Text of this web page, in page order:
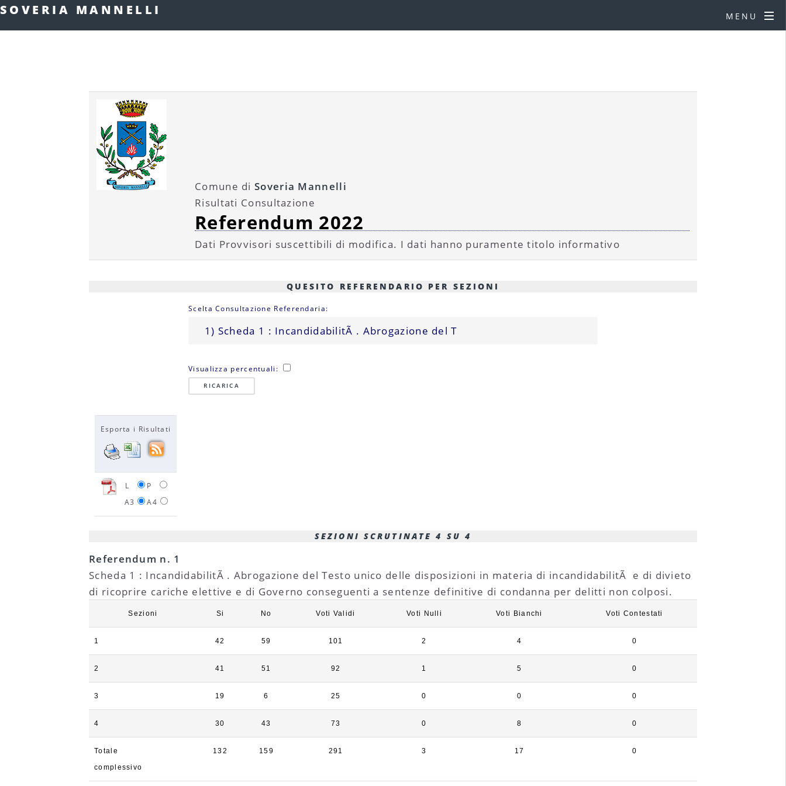
SOVERIA MANNELLI MENU
Comune di Soveria Mannelli
Risultati Consultazione
Referendum 2022
Dati Provvisori suscettibili di modifica. I dati hanno puramente titolo informativo
QUESITO REFERENDARIO PER SEZIONI
Scelta Consultazione Referendaria:
Visualizza percentuali:
Esporta i Risultati
L
P
A3
A4
SEZIONI SCRUTINATE 4 SU 4
Referendum n. 1
Scheda 1 : IncandidabilitÃ . Abrogazione del Testo unico delle disposizioni in materia di incandidabilitÃ e di divieto
di ricoprire cariche elettive e di Governo conseguenti a sentenze definitive di condanna per delitti non colposi.
Sezioni Si No Voti Validi Voti Nulli Voti Bianchi Voti Contestati
1 42 59 101 2 4 0
2 41 51 92 1 5 0
3 19 6 25 0 0 0
4 30 43 73 0 8 0
Totale
complessivo
132 159 291 3 17 0